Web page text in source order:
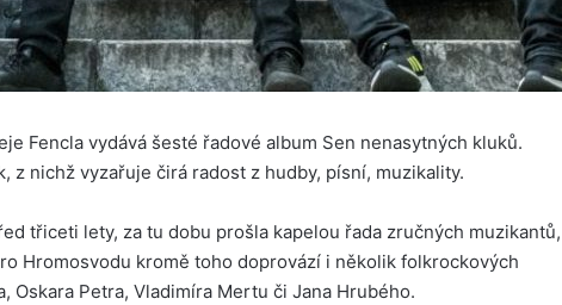
Fencla vydává šesté řadové album Sen nenasytných kluků.
z nichž vyzařuje čirá radost z hudby, písní, muzikality.
třiceti lety, za tu dobu prošla kapelou řada zručných muzikantů,
Hromosvodu kromě toho doprovází i několik folkrockových
Oskara Petra, Vladimíra Mertu či Jana Hrubého.